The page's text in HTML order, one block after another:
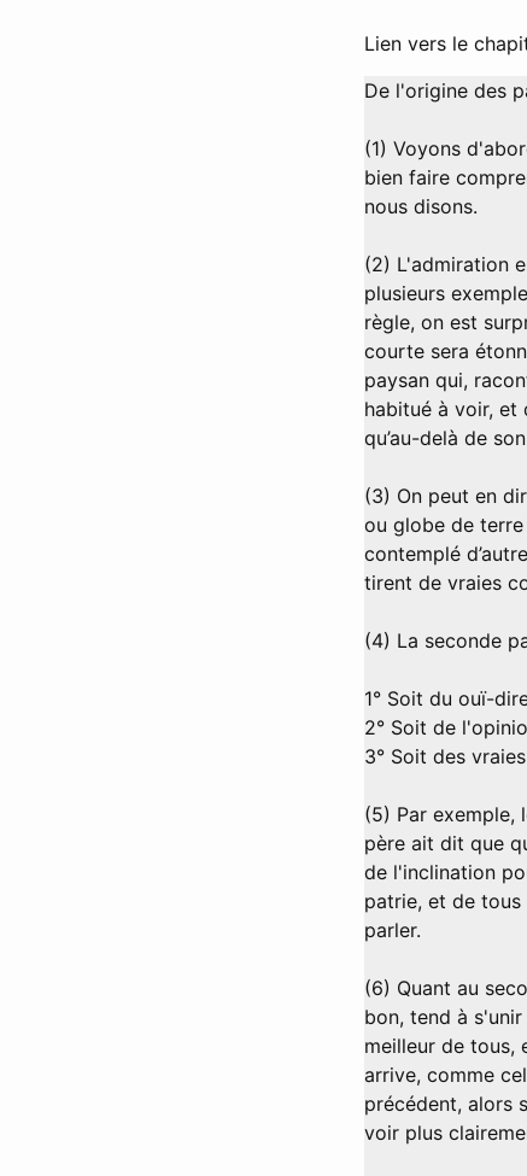
Lien vers le
De l'origine des
(1) Voyons
bien faire
nous disons.
(2) L'admiration
plusieurs
règle, on est
courte sera
paysan qui,
habitué à voir, et
qu’au-delà de
(3) On peut en
ou globe de
contemplé
tirent de vraies
(4) La seconde
1° Soit du ouï-
2° Soit de
3° Soit des
(5) Par exemple,
père ait dit que
de l'inclination
patrie, et de
parler.
(6) Quant au
bon, tend à
meilleur de tous,
arrive, comme
précédent, alors
voir plus